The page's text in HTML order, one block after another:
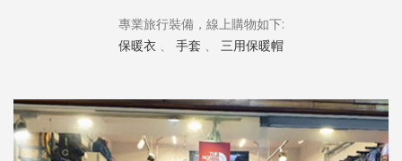
專業旅行裝備，線上購物如下:
保暖衣 、 手套 、 三用保暖帽